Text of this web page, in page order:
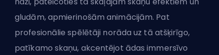
gludām, apmierinošām animācijām. Pat
profesionālie spēlētāji norāda uz tā atšķirīgo,
patīkamo skaņu, akcentējot ādas immersīvo